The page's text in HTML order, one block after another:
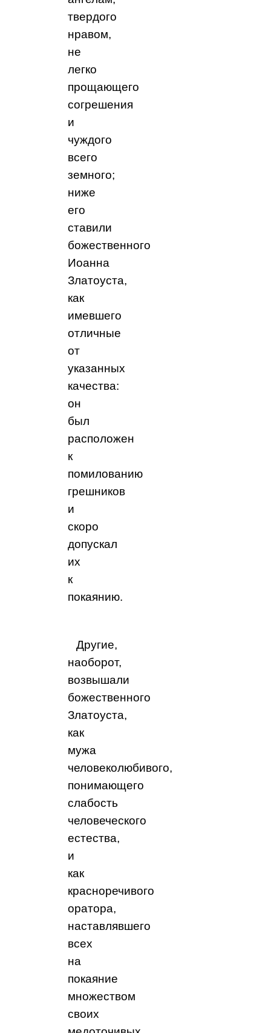
твердого
нравом,
не
легко
прощающего
согрешения
и
чуждого
всего
земного;
ниже
его
ставили
божественного
Иоанна
Златоуста,
как
имевшего
отличные
от
указанных
качества:
он
был
расположен
к
помилованию
грешников
и
скоро
допускал
их
к
покаянию.
Другие,
наоборот,
возвышали
божественного
Златоуста,
как
мужа
человеколюбивого,
понимающего
слабость
человеческого
естества,
и
как
красноречивого
оратора,
наставлявшего
всех
на
покаяние
множеством
своих